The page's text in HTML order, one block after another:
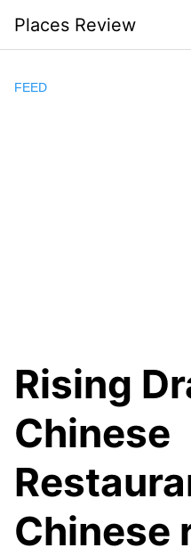
content
Places Review
FEED
Rising
Chinese
Chinese